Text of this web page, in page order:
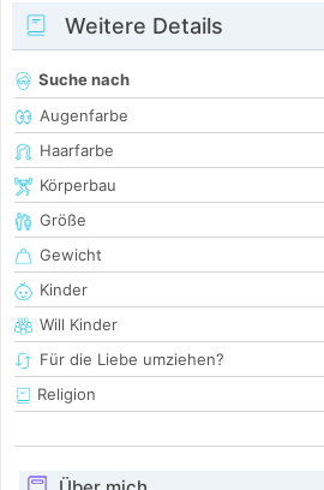
Weitere Details
Suche nach
Augenfarbe
Haarfarbe
Körperbau
Größe
Gewicht
Kinder
Will Kinder
Für die Liebe umziehen?
Religion